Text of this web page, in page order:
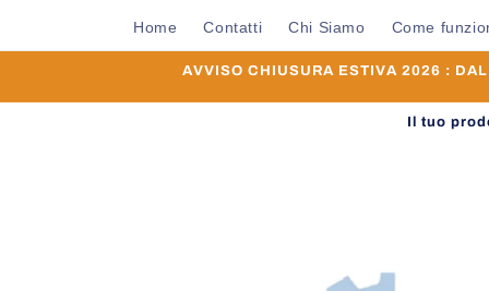
Home Contatti Chi Siamo Come
AVVISO CHIUSURA ESTIVA 2026 :
Il tuo